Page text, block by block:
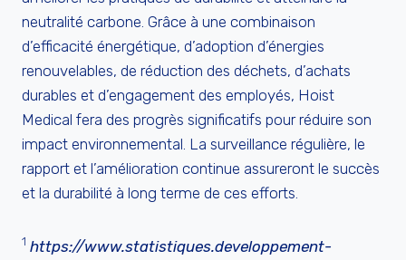
neutralité carbone. Grâce à une combinaison
d’efficacité énergétique, d’adoption d’énergies
renouvelables, de réduction des déchets, d’achats
durables et d’engagement des employés, Hoist
Medical fera des progrès significatifs pour réduire son
impact environnemental. La surveillance régulière, le
rapport et l’amélioration continue assureront le succès
et la durabilité à long terme de ces efforts.
1 https://www.statistiques.developpement-